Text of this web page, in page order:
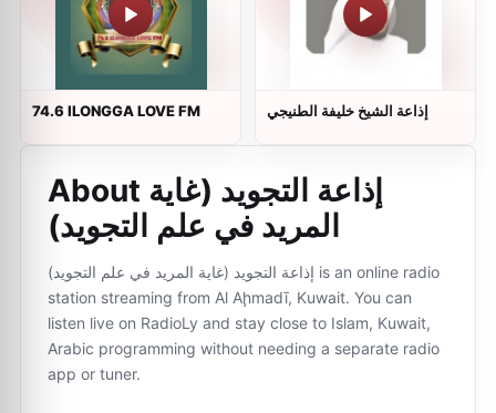
74.6 ILONGGA LOVE FM إذاعة الشيخ خليفة الطنيجي
About إذاعة التجويد (غاية
المريد في علم التجويد)
إذاعة التجويد (غاية المريد في علم التجويد) is an online radio
station streaming from Al Aḩmadī, Kuwait. You can
listen live on RadioLy and stay close to Islam, Kuwait,
Arabic programming without needing a separate radio
app or tuner.